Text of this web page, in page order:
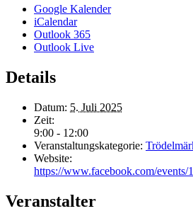
Google Kalender
iCalendar
Outlook 365
Outlook Live
Details
Datum: 5. Juli 2025
Zeit:
9:00 - 12:00
Veranstaltungskategorie:
Website:
https://www.facebook.com/events/
Veranstalter